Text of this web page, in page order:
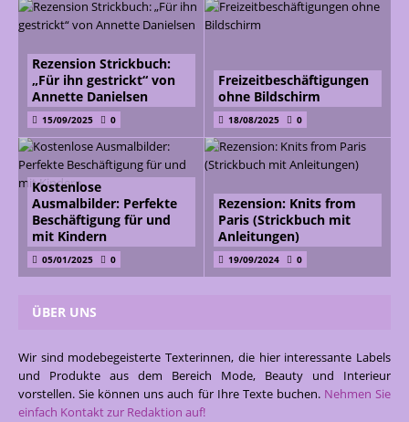
Rezension Strickbuch:
„Für ihn gestrickt“ von
Annette Danielsen
15/09/2025 0
Freizeitbeschäftigungen
ohne Bildschirm
18/08/2025 0
Kostenlose
Ausmalbilder: Perfekte
Beschäftigung für und
mit Kindern
05/01/2025 0
Rezension: Knits from
Paris (Strickbuch mit
Anleitungen)
19/09/2024 0
ÜBER UNS
Wir sind modebegeisterte Texterinnen, die hier interessante Labels
und Produkte aus dem Bereich Mode, Beauty und Interieur
vorstellen. Sie können uns auch für Ihre Texte buchen. Nehmen Sie
einfach Kontakt zur Redaktion auf!